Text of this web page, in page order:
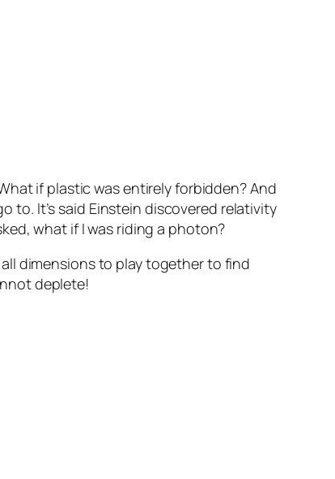
if plastic was entirely forbidden? And
to. It’s said Einstein discovered relativity
what if I was riding a photon?
dimensions to play together to find
deplete!